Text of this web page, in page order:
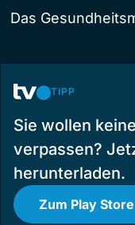
Das
TIPP
Sie wollen
verpassen?
herunterladen.
Zum Play Store